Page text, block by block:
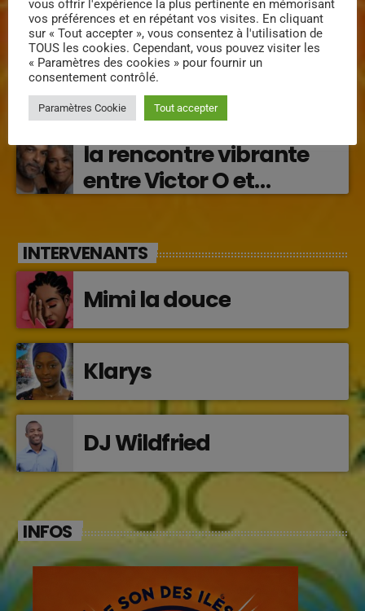
transforme les émotions
en musique (2026)
Régine Narou : Respekte
Mwen, la voix du respect
‘2026)
« Lanmou Nou » (2026) :
la rencontre vibrante
entre Victor O et
INTERVENANTS
Mimi la douce
Klarys
DJ Wildfried
INFOS
vous offrir l'expérience la plus pertinente en mémorisant
vos préférences et en répétant vos visites. En cliquant
sur « Tout accepter », vous consentez à l'utilisation de
TOUS les cookies. Cependant, vous pouvez visiter les
« Paramètres des cookies » pour fournir un
consentement contrôlé.
Paramètres Cookie Tout accepter